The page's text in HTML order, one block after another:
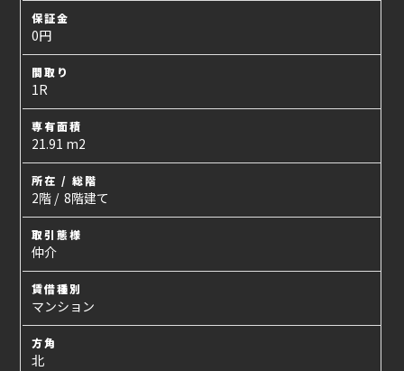
保証金
0円
間取り
1R
専有面積
21.91 m2
所在 / 総階
2階 / 8階建て
取引態様
仲介
賃借種別
マンション
方角
北